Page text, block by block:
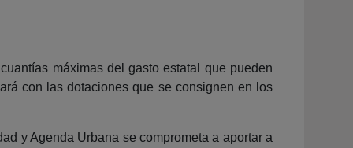
máximas del gasto estatal que pueden
con las dotaciones que se consignen en los
y Agenda Urbana se comprometa a aportar a